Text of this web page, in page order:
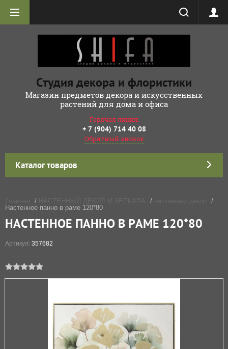
Студия декора и флористики
Магазин предметов декора и искусственных
растений для дома и офиса
Горячая линия:
+ 7 (904) 714 40 08
Обратный звонок
Каталог товаров
/ /
/
Настенное панно в раме 120*80
НАСТЕННОЕ ПАННО В РАМЕ 120*80
Артикул: 357682